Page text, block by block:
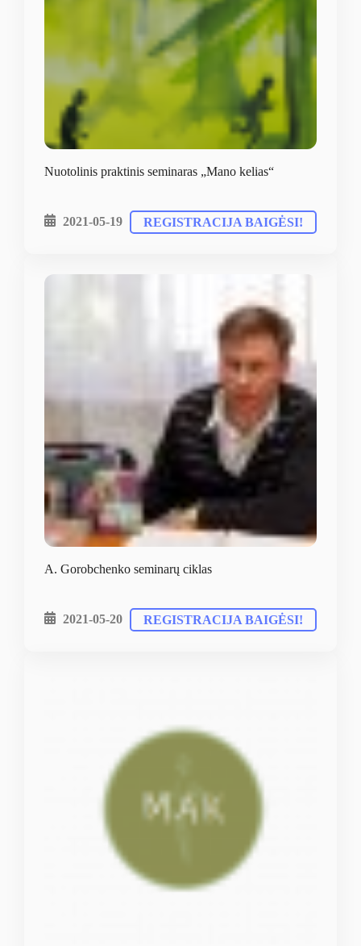
Nuotolinis praktinis seminaras „Mano kelias“
2021-05-19 REGISTRACIJA BAIGĖSI!
A. Gorobchenko seminarų ciklas
2021-05-20 REGISTRACIJA BAIGĖSI!